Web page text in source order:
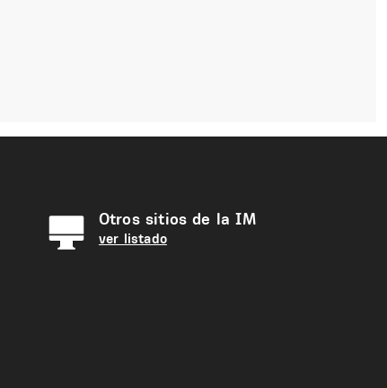
Otros sitios de la IM
ver listado